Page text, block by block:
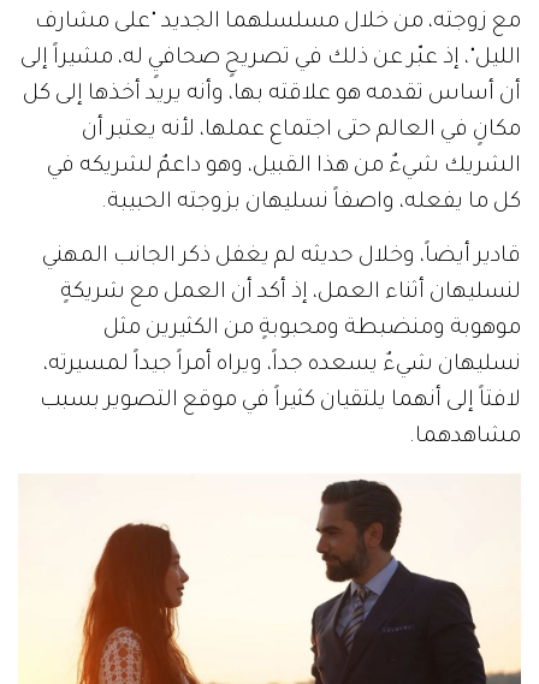
مع زوجته، من خلال مسلسلهما الجديد "على مشارف
الليل"، إذ عبّر عن ذلك في تصريحٍ صحافيٍ له، مشيراً إلى
أن أساس تقدمه هو علاقته بها، وأنه يريد أخذها إلى كل
مكانٍ في العالم حتى اجتماع عملها، لأنه يعتبر أن
الشريك شيءٌ من هذا القبيل، وهو داعمٌ لشريكه في
كل ما يفعله، واصفاً نسليهان بزوجته الحبيبة.
قادير أيضاً، وخلال حديثه لم يغفل ذكر الجانب المهني
لنسليهان أثناء العمل، إذ أكد أن العمل مع شريكةٍ
موهوبة ومنضبطة ومحبوبةٍ من الكثيرين مثل
نسليهان شيءٌ يسعده جداً، ويراه أمراً جيداً لمسيرته،
لافتاً إلى أنهما يلتقيان كثيراً في موقع التصوير بسبب
مشاهدهما.